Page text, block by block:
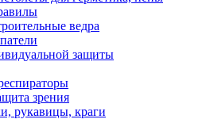
ведра
защиты
зрения
рукавицы, краги